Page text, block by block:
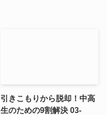
引きこもりから脱却！中高
生のための9割解決 03-